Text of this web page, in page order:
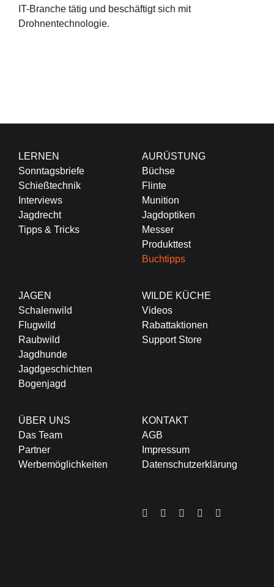
IT-Branche tätig und beschäftigt sich mit
Drohnentechnologie.
LERNEN
Sonntagsbriefe
Schießtechnik
Interviews
Jagdrecht
Tipps & Tricks
AURÜSTUNG
Büchse
Flinte
Munition
Jagdoptiken
Messer
Produkttest
Buchtipps
JAGEN
Schalenwild
Flugwild
Raubwild
Jagdhunde
Jagdgeschichten
Bogenjagd
WILDE KÜCHE
Videos
Rabattaktionen
Support Store
ÜBER UNS
Das Team
Partner
Werbemöglichkeiten
KONTAKT
AGB
Impressum
Datenschutzerklärung